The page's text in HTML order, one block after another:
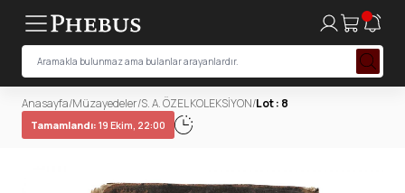
Anasayfa/Müzayedeler/S. A. ÖZEL KOLEKSİYON/Lot : 8
Tamamlandı: 19 Ekim, 22:00